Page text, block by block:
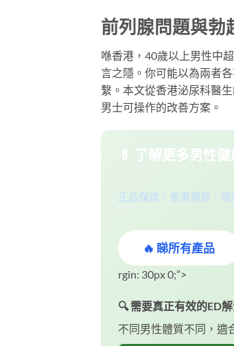
前列腺問題與勃
喺香港，40歲以上男性中
言之隱。你可能以為兩者
繫。本文從香港泌尿科醫
男士可操作的改善方案。
💊 了解更多男性
正品保證，香港現貨，順
🔥 睇所有產品
rgin: 30px 0;”>
🔍 需要真正有效的ED
不同男性體質不同，適